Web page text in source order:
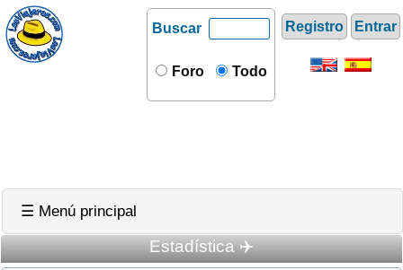
Registro Entrar
Buscar
Foro Todo
☰ Menú principal
Estadística ✈️